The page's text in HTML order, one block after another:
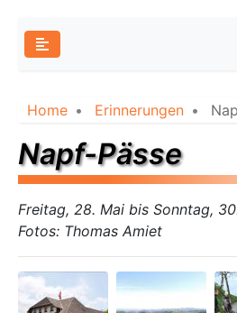
Home Erinnerungen
Napf-Pässe
Freitag, 28. Mai bis Sonntag,
Fotos: Thomas Amiet